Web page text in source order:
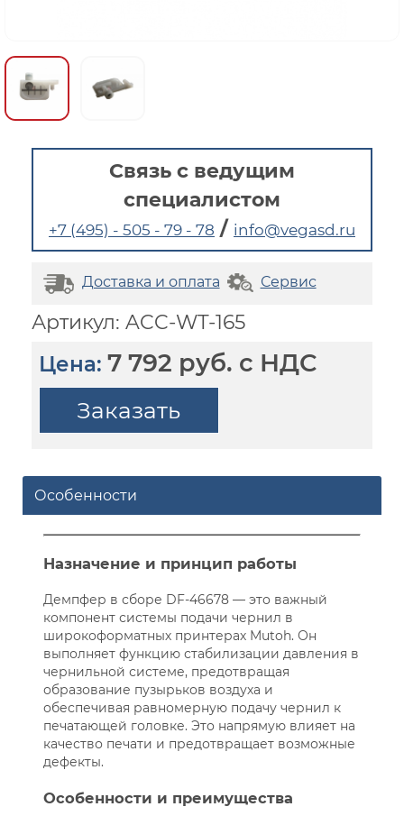
Связь с ведущим
специалистом
+7 (495) - 505 - 79 - 78 / info@vegasd.ru
Доставка и оплата Сервис
Артикул: ACC-WT-165
Цена: 7 792 руб. с НДС
Заказать
Особенности
Назначение и принцип работы
Демпфер в сборе DF-46678 — это важный
компонент системы подачи чернил в
широкоформатных принтерах Mutoh. Он
выполняет функцию стабилизации давления в
чернильной системе, предотвращая
образование пузырьков воздуха и
обеспечивая равномерную подачу чернил к
печатающей головке. Это напрямую влияет на
качество печати и предотвращает возможные
дефекты.
Особенности и преимущества